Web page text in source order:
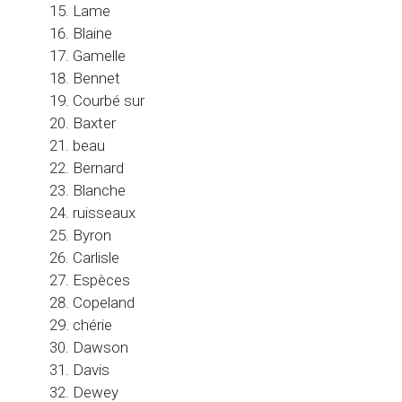
Lame
Blaine
Gamelle
Bennet
Courbé sur
Baxter
beau
Bernard
Blanche
ruisseaux
Byron
Carlisle
Espèces
Copeland
chérie
Dawson
Davis
Dewey